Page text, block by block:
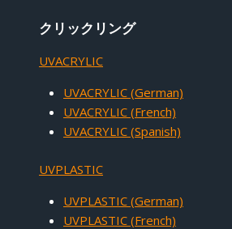
クリックリング
UVACRYLIC
UVACRYLIC (German)
UVACRYLIC (French)
UVACRYLIC (Spanish)
UVPLASTIC
UVPLASTIC (German)
UVPLASTIC (French)